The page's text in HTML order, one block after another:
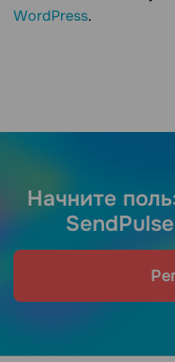
WordPress.
Начните